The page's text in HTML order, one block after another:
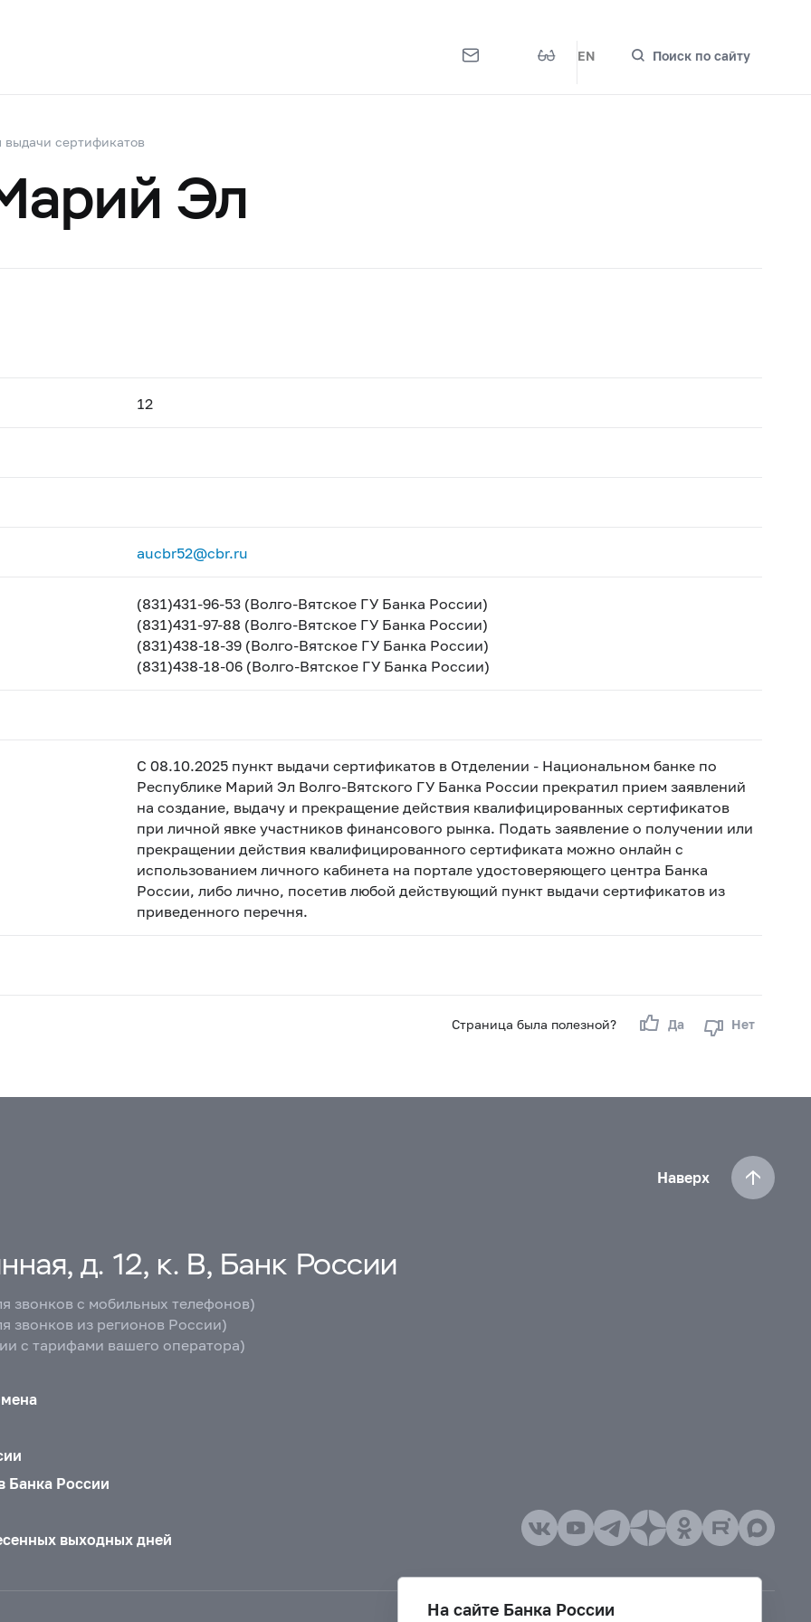
EN Поиск по сайту
выдачи сертификатов
Эл
12
aucbr52@cbr.ru
(831)431-96-53 (Волго-Вятское ГУ Банка России)
(831)431-97-88 (Волго-Вятское ГУ Банка России)
(831)438-18-39 (Волго-Вятское ГУ Банка России)
(831)438-18-06 (Волго-Вятское ГУ Банка России)
С 08.10.2025 пункт выдачи сертификатов в Отделении - Национальном банке по
Республике Марий Эл Волго-Вятского ГУ Банка России прекратил прием заявлений
на создание, выдачу и прекращение действия квалифицированных сертификатов
при личной явке участников финансового рынка. Подать заявление о получении или
прекращении действия квалифицированного сертификата можно онлайн с
использованием личного кабинета на портале удостоверяющего центра Банка
России, либо лично, посетив любой действующий пункт выдачи сертификатов из
приведенного перечня.
Страница была полезной? Да Нет
Наверх
д. 12, к. В, Банк России
звонков с мобильных телефонов)
звонков из регионов России)
с тарифами вашего оператора)
Банка России
выходных дней
На сайте Банка России